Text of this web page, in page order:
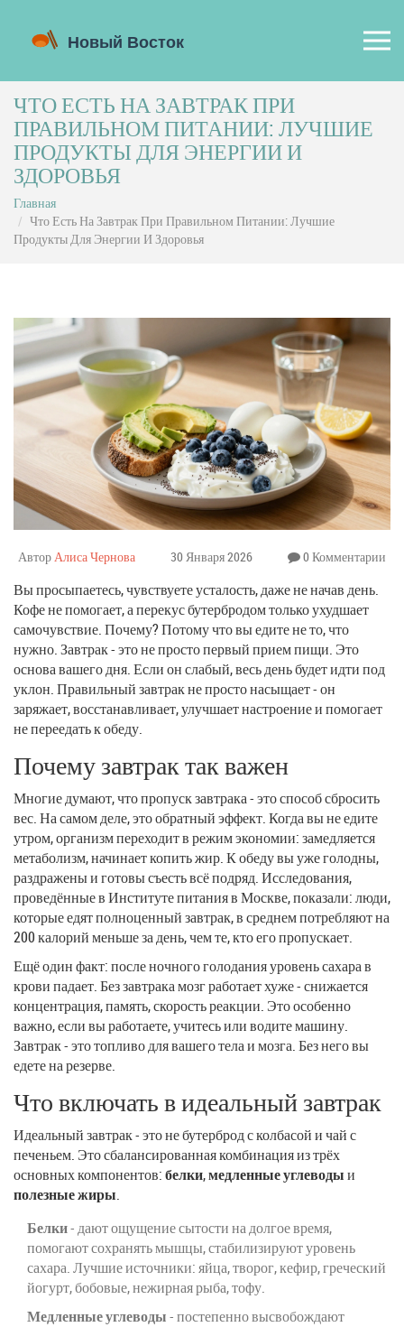
ЧТО ЕСТЬ НА ЗАВТРАК ПРИ
ПРАВИЛЬНОМ ПИТАНИИ: ЛУЧШИЕ
ПРОДУКТЫ ДЛЯ ЭНЕРГИИ И
ЗДОРОВЬЯ
Главная
Что Есть На Завтрак При Правильном Питании: Лучшие
Продукты Для Энергии И Здоровья
АвторАлиса Чернова 30 Января 2026 0 Комментарии
Вы просыпаетесь, чувствуете усталость, даже не начав день.
Кофе не помогает, а перекус бутербродом только ухудшает
самочувствие. Почему? Потому что вы едите не то, что
нужно. Завтрак - это не просто первый прием пищи. Это
основа вашего дня. Если он слабый, весь день будет идти под
уклон. Правильный завтрак не просто насыщает - он
заряжает, восстанавливает, улучшает настроение и помогает
не переедать к обеду.
Почему завтрак так важен
Многие думают, что пропуск завтрака - это способ сбросить
вес. На самом деле, это обратный эффект. Когда вы не едите
утром, организм переходит в режим экономии: замедляется
метаболизм, начинает копить жир. К обеду вы уже голодны,
раздражены и готовы съесть всё подряд. Исследования,
проведённые в Институте питания в Москве, показали: люди,
которые едят полноценный завтрак, в среднем потребляют на
200 калорий меньше за день, чем те, кто его пропускает.
Ещё один факт: после ночного голодания уровень сахара в
крови падает. Без завтрака мозг работает хуже - снижается
концентрация, память, скорость реакции. Это особенно
важно, если вы работаете, учитесь или водите машину.
Завтрак - это топливо для вашего тела и мозга. Без него вы
едете на резерве.
Что включать в идеальный завтрак
Идеальный завтрак - это не бутерброд с колбасой и чай с
печеньем. Это сбалансированная комбинация из трёх
основных компонентов:белки,медленные углеводыи
полезные жиры.
Белки- дают ощущение сытости на долгое время,
помогают сохранять мышцы, стабилизируют уровень
сахара. Лучшие источники: яйца, творог, кефир, греческий
йогурт, бобовые, нежирная рыба, тофу.
Медленные углеводы- постепенно высвобождают